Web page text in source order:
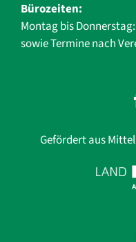
Bürozeiten:
Montag bis Donnerstag:
sowie Termine nach
Gefördert aus